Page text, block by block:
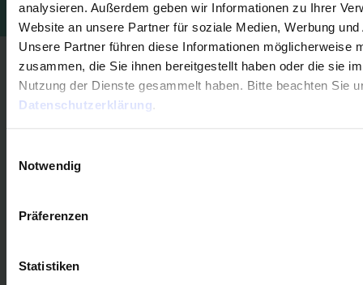
analysieren. Außerdem geben wir Informationen zu Ihrer
Website an unsere Partner für soziale Medien, Werbung
Unsere Partner führen diese Informationen möglicherweise
zusammen, die Sie ihnen bereitgestellt haben oder die sie
Nutzung der Dienste gesammelt haben. Bitte beachten Sie
Datenschutzerklärung.
Notwendig
Präferenzen
Statistiken
Übernahmefunktion Ihrer Daten aus allen
gängigen Buchhaltungsprogrammen:
Alle Importmöglichkeiten entdecken